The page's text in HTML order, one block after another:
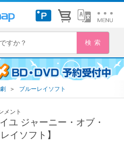
＞ ブルーレイソフト
メント
ユ ジャーニー・オブ・
イソフト】